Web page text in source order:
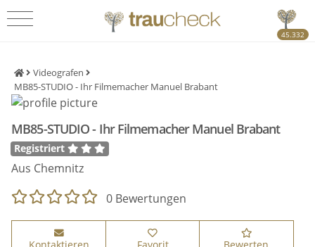
45.332
Videografen
MB85-STUDIO - Ihr Filmemacher Manuel Brabant
MB85-STUDIO - Ihr Filmemacher Manuel Brabant
Registriert
Aus Chemnitz
0 Bewertungen
Kontaktieren Favorit Bewerten